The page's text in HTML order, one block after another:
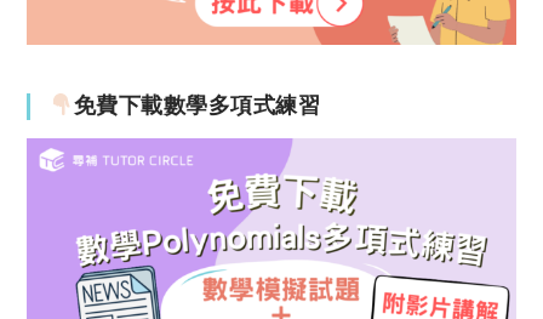
免費下載數學多項式練習